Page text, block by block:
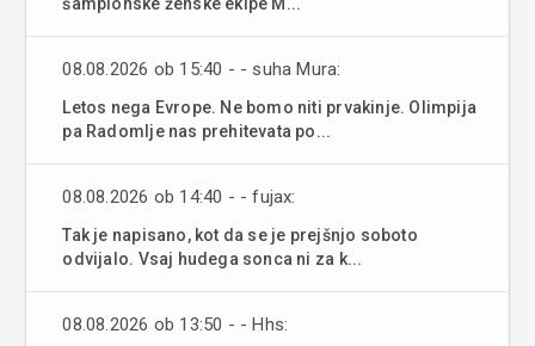
08.08.2026 ob 15:40 - - suha Mura:
Letos nega Evrope. Ne bomo niti prvakinje. Olimpija
pa Radomlje nas prehitevata po...
08.08.2026 ob 14:40 - - fujax:
Tak je napisano, kot da se je prejšnjo soboto
odvijalo. Vsaj hudega sonca ni za k...
08.08.2026 ob 13:50 - - Hhs: